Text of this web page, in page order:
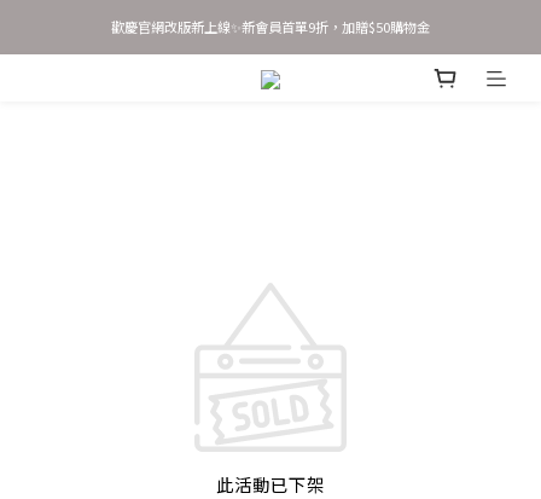
歡慶官網改版新上線✨新會員首單9折，加贈$50購物金
歡慶官網改版新上線✨新會員首單9折，加贈$50購物金
新會員 立即輸入優惠碼 JOINSASABELLA 享首單9折優惠！
此活動已下架